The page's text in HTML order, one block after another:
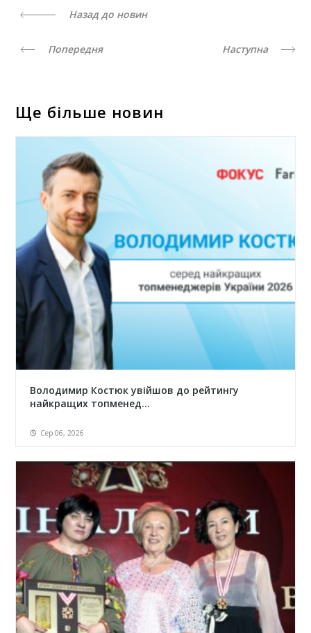
Назад до новин
Попередня Наступна
Ще більше новин
Володимир Костюк увійшов до рейтингу
найкращих топменед...
Сер 06, 2026